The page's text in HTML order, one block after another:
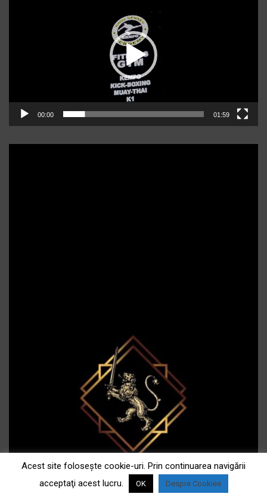
00:00 01:59
Acest site foloseşte cookie-uri. Prin continuarea navigării
acceptaţi acest lucru.
OK Despre Cookies